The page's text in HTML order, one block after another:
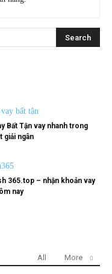
Bất Tận vay nhanh trong
giải ngân
365.top – nhận khoản vay
nay
All More